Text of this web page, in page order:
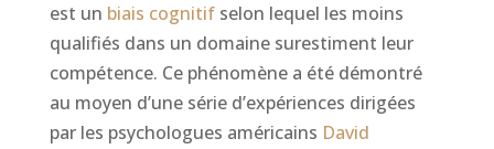
est un biais cognitifselon lequel les moins
qualifiés dans un domaine surestiment leur
compétence. Ce phénomène a été démontré
au moyen d’une série d’expériences dirigées
par les psychologues américains David